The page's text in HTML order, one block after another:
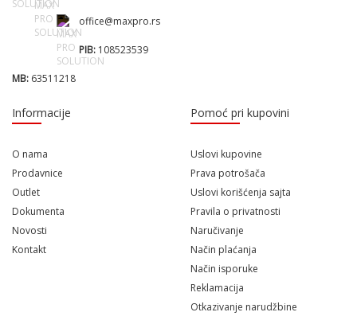
office@maxpro.rs
PIB: 108523539
MB: 63511218
Informacije
O nama
Prodavnice
Outlet
Dokumenta
Novosti
Kontakt
Pomoć pri kupovini
Uslovi kupovine
Prava potrošača
Uslovi korišćenja sajta
Pravila o privatnosti
Naručivanje
Način plaćanja
Način isporuke
Reklamacija
Otkazivanje narudžbine